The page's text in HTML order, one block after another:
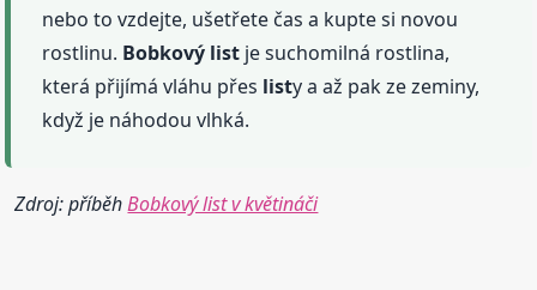
nebo to vzdejte, ušetřete čas a kupte si novou
rostlinu. Bobkový list je suchomilná rostlina,
která přijímá vláhu přes listy a až pak ze zeminy,
když je náhodou vlhká.
Zdroj: příběhBobkový list v květináči